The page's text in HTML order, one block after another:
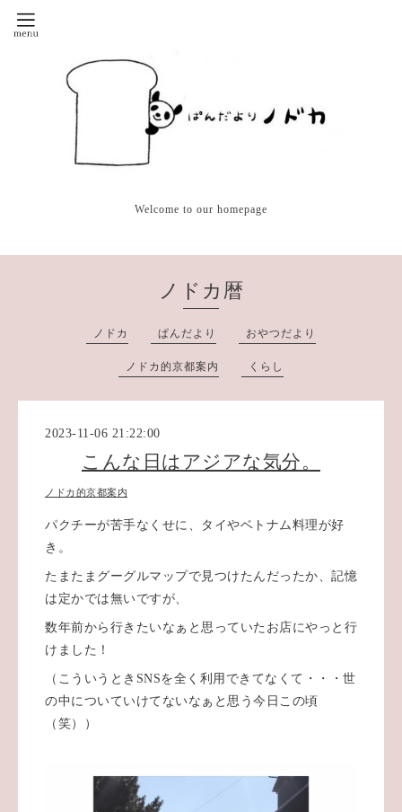
Welcome to our homepage
ノドカ暦
ノドカ ぱんだより おやつだより
ノドカ的京都案内 くらし
2023-11-06 21:22:00
こんな日はアジアな気分。
ノドカ的京都案内
パクチーが苦手なくせに、タイやベトナム料理が好
き。
たまたまグーグルマップで見つけたんだったか、記憶
は定かでは無いですが、
数年前から行きたいなぁと思っていたお店にやっと行
けました！
（こういうときSNSを全く利用できてなくて・・・世
の中についていけてないなぁと思う今日この頃
（笑））